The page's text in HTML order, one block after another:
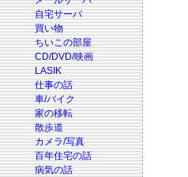
自宅サーバ
買い物
ちいこの部屋
CD/DVD/映画
LASIK
仕事の話
車/バイク
家の移転
散歩道
カメラ/写真
百年住宅の話
病気の話